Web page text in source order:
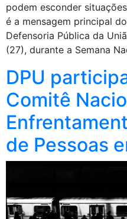
podem esconder
é a mensagem principal
Defensoria Pública da
(27), durante a Semana
DPU
Comitê
de Pessoas